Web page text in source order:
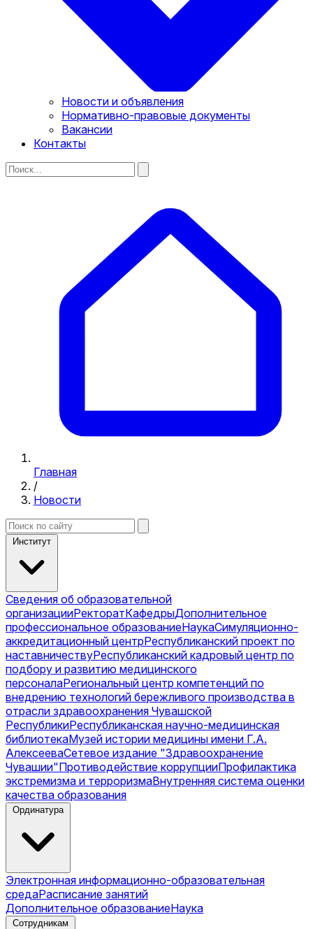
Новости и объявления
Нормативно-правовые документы
Вакансии
Контакты
Главная
/
Новости
Институт
Сведения об образовательной
организацииРекторатКафедрыДополнительное
профессиональное образованиеНаукаСимуляционно-
аккредитационный центрРеспубликанский проект по
наставничествуРеспубликанский кадровый центр по
подбору и развитию медицинского
персоналаРегиональный центр компетенций по
внедрению технологий бережливого производства в
отрасли здравоохранения Чувашской
РеспубликиРеспубликанская научно-медицинская
библиотекаМузей истории медицины имени Г.А.
АлексееваСетевое издание "Здравоохранение
Чувашии"Противодействие коррупцииПрофилактика
экстремизма и терроризмаВнутренняя система оценки
качества образования
Ординатура
Электронная информационно-образовательная
средаРасписание занятий
Дополнительное образованиеНаука
Сотрудникам